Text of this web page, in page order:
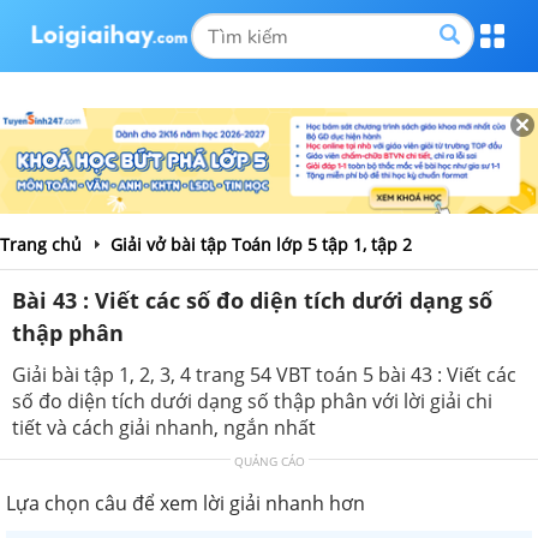
Trang chủ Giải vở bài tập Toán lớp 5 tập 1, tập 2
Bài 43 : Viết các số đo diện tích dưới dạng số
thập phân
Giải bài tập 1, 2, 3, 4 trang 54 VBT toán 5 bài 43 : Viết các
số đo diện tích dưới dạng số thập phân với lời giải chi
tiết và cách giải nhanh, ngắn nhất
QUẢNG CÁO
Lựa chọn câu để xem lời giải nhanh hơn